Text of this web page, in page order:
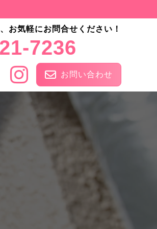
お気軽にお問合せください！
7236
お問い合わせ